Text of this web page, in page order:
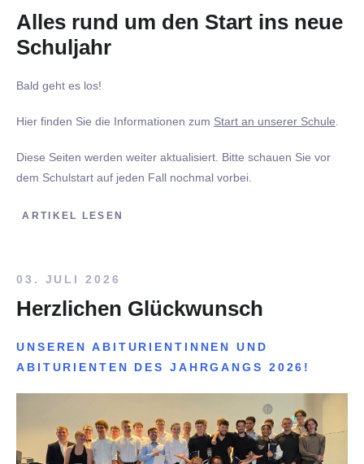
Alles rund um den Start ins neue
Schuljahr
Bald geht es los!
Hier finden Sie die Informationen zum Start an unserer Schule.
Diese Seiten werden weiter aktualisiert. Bitte schauen Sie vor
dem Schulstart auf jeden Fall nochmal vorbei.
ARTIKEL LESEN
03. JULI 2026
Herzlichen Glückwunsch
UNSEREN ABITURIENTINNEN UND
ABITURIENTEN DES JAHRGANGS 2026!